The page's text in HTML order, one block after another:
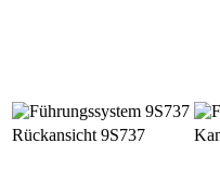
Rückansicht 9S737